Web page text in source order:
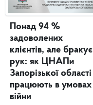
Понад 94 %
задоволених
клієнтів, але бракує
рук: як ЦНАПи
Запорізької області
працюють в умовах
війни